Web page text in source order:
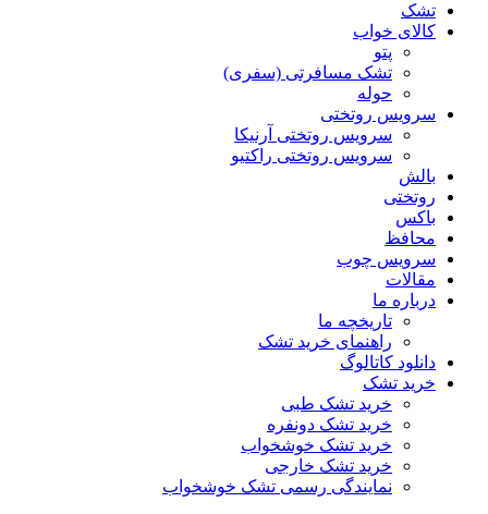
تشک
کالای خواب
پتو
تشک مسافرتی (سفری)
حوله
سرویس روتختی
سرویس روتختی آرنیکا
سرویس روتختی راکتیو
بالش
روتختی
باکس
محافظ
سرویس چوب
مقالات
درباره ما
تاریخچه ما
راهنمای خرید تشک
دانلود کاتالوگ
خرید تشک
خرید تشک طبی
خرید تشک دونفره
خرید تشک خوشخواب
خرید تشک خارجی
نمایندگی رسمی تشک خوشخواب